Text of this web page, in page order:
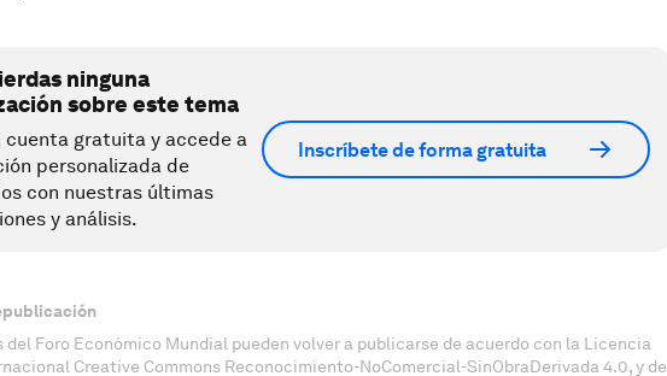
ninguna
sobre este tema
cuenta gratuita y accede a
personalizada de
con nuestras últimas
y análisis.
Inscríbete de forma gratuita
del Foro Económico Mundial pueden volver a publicarse de acuerdo con la Licencia
Creative Commons Reconocimiento-NoComercial-SinObraDerivada 4.0, y de